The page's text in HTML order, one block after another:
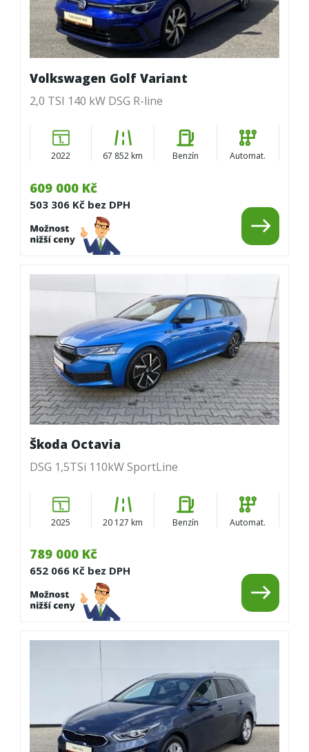
609 000 Kč
503 306 Kč bez DPH
Volkswagen Golf Variant
2,0 TSI 140 kW DSG R-line
2022 67 852 km Benzín Automat.
789 000 Kč
652 066 Kč bez DPH
Škoda Octavia
DSG 1,5TSi 110kW SportLine
2025 20 127 km Benzín Automat.